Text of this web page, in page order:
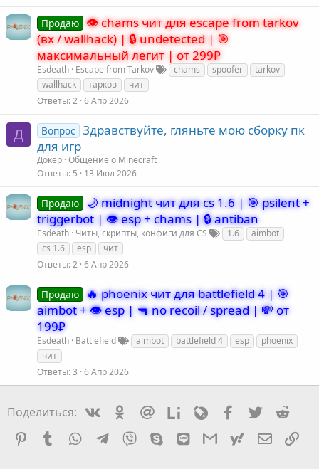
Продаю 👁️ chams чит для escape from tarkov
(вх / wallhack) | 🔒 undetected | 🎯
максимальный легит | от 299₽
Esdeath Escape from Tarkov chams spoofer
tarkov
wallhack
тарков
чит
Ответы 2 6 Апр 2026
Д Вопрос Здравствуйте, гляньте мою сборку пк
для игр
Докер Общение о Minecraft
Ответы 5 13 Июл 2026
Продаю 🌙 midnight чит для cs 1.6 | 🎯 psilent +
triggerbot | 👁️ esp + chams | 🔒 antiban
Esdeath Читы, скрипты, конфиги для CS 1.6
aimbot
cs 1.6
esp
чит
Ответы 2 6 Апр 2026
Продаю 🔥 phoenix чит для battlefield 4 | 🎯
aimbot + 👁️ esp | 🔫 no recoil / spread | 💸 от
199₽
Esdeath Battlefield aimbot battlefield 4 esp
phoenix
чит
Ответы 3 6 Апр 2026
Поделиться: VkontakteOdnoklassniki
Mail.ruLiveinternetLivejournalFacebook
Twitter
Pinterest
Tumblr WhatsAppTelegram
Viber Skype LineGmailyahoomail